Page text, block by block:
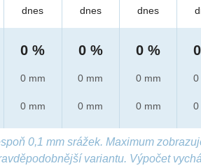
dnes
0 %
0 mm
0 mm
dnes
0 %
0 mm
0 mm
dnes
0 %
0 mm
0 mm
0
0
0,1 mm srážek. Maximum
variantu. Výpočet